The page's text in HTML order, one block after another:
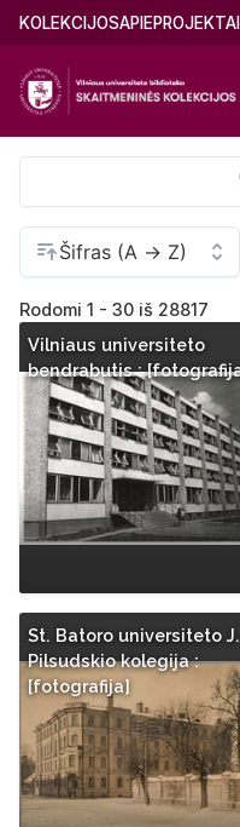
Pereiti
pagrindinį
turinį
Main
(lithuanian)
KOLEKCIJOSAPIEPROJEKTAI
Rodomi 1 - 30 iš 28817
Vilniaus universiteto
bendrabutis :
St. Batoro universiteto J.
Pilsudskio kolegija :
[fotografija]